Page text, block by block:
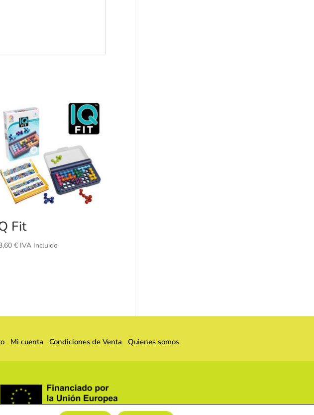
Fit
€ IVA Incluido
Mi cuenta Condiciones de Venta Quienes somos